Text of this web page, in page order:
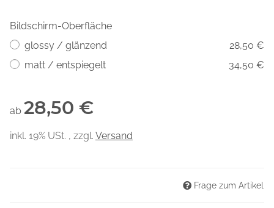
Bildschirm-Oberfläche
glossy / glänzend
28,50 €
matt / entspiegelt
34,50 €
ab 28,50 €
inkl. 19% USt. , zzgl. Versand
Frage zum Artikel